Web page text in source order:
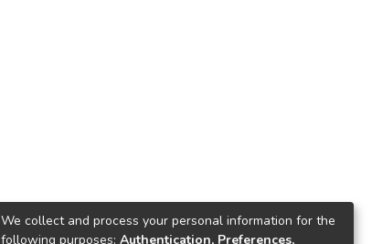
We collect and process your personal information for the
following purposes: Authentication, Preferences,